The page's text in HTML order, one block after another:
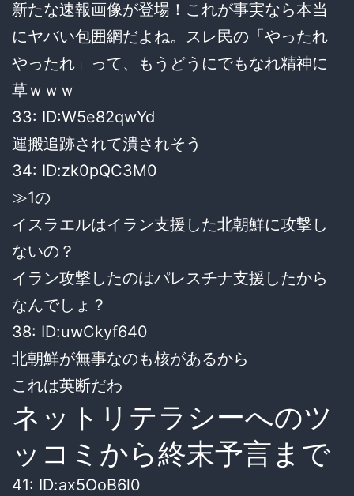
新たな速報画像が登場！これが事実なら本当
にヤバい包囲網だよね。スレ民の「やったれ
やったれ」って、もうどうにでもなれ精神に
草ｗｗｗ
33: ID:W5e82qwYd
運搬追跡されて潰されそう
34: ID:zk0pQC3M0
≫1の
イスラエルはイラン支援した北朝鮮に攻撃し
ないの？
イラン攻撃したのはパレスチナ支援したから
なんでしょ？
38: ID:uwCkyf640
北朝鮮が無事なのも核があるから
これは英断だわ
ネットリテラシーへのツ
ッコミから終末予言まで
41: ID:ax5OoB6l0